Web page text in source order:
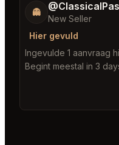
👻
New Seller
Hier gevuld
Ingevulde 1 aanvraag
Begint meestal in 3